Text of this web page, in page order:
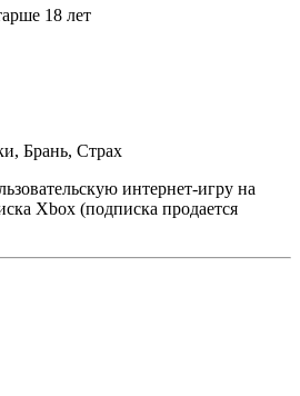
18 лет
Брань, Страх
интернет-игру на
Xbox (подписка продается